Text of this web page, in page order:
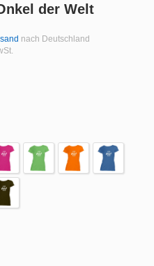
der Welt
nach Deutschland